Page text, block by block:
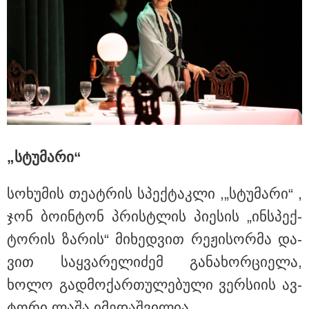
რატომ ჩაბნელდა საქართველო
მესამედ და გველოდება თუ არა
ზამთარში მასშტაბური
ენერგოკრიზისი - "პრობლემის
მოგვარებას დაახლოებით ერთი
თვე დასჭირდება"
„სტუ­მა­რი“
სო­ხუ­მის თე­ატ­რის სპექ­ტაკ­ლი ,„სტუ­მა­რი“ ,
ჯონ ბო­ინ­ტონ პრისტლის პი­ე­სის „ინ­სპექ­
ტო­რის ზა­რის“ მი­ხედ­ვით რე­ჟი­სორ­მა და­
ვით საყ­ვა­რე­ლი­ძემ გა­ნა­ხორ­ცი­ე­ლა,
ხოლო გად­მო­ქარ­თუ­ლე­ბუ­ლი ვერ­სი­ის ავ­